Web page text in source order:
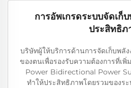
การอัพเกรดระบบจัดเก็
ประสิทธิภ
บริษัทผู้ให้บริการด้านการจัดเก็บพลั
ของตนเพื่อรองรับความต้องการที่เ
Power Bidirectional Power
ทำให้ประสิทธิภาพโดยรวมของร